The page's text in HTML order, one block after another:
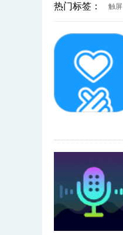
热门标签： 触屏